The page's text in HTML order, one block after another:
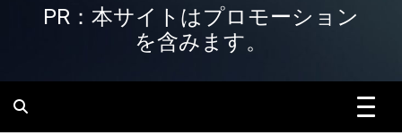
PR：本サイトはプロモーション
を含みます。